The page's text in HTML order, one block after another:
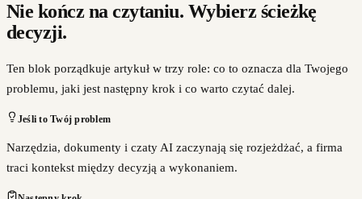
Nie kończ na czytaniu. Wybierz ścieżkę
decyzji.
Ten blok porządkuje artykuł w trzy role: co to oznacza dla Twojego
problemu, jaki jest następny krok i co warto czytać dalej.
Jeśli to Twój problem
Narzędzia, dokumenty i czaty AI zaczynają się rozjeżdżać, a firma
traci kontekst między decyzją a wykonaniem.